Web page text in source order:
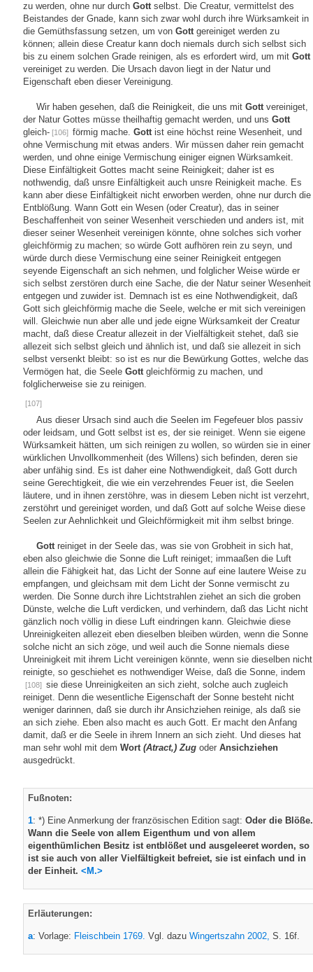
zu werden, ohne nur durch Gott selbst. Die Creatur, vermittelst des
Beistandes der Gnade, kann sich zwar wohl durch ihre Würksamkeit in
die Gemüthsfassung setzen, um von Gott gereiniget werden zu
können; allein diese Creatur kann doch niemals durch sich selbst sich
bis zu einem solchen Grade reinigen, als es erfordert wird, um mit Gott
vereiniget zu werden. Die Ursach davon liegt in der Natur und
Eigenschaft eben dieser Vereinigung.
Wir haben gesehen, daß die Reinigkeit, die uns mitGottvereiniget,
der Natur Gottes müsse theilhaftig gemacht werden, und uns Gott
gleich- [106] förmig mache. Gottist eine höchst reine Wesenheit, und
ohne Vermischung mit etwas anders. Wir müssen daher rein gemacht
werden, und ohne einige Vermischung einiger eignen Würksamkeit.
Diese Einfältigkeit Gottes macht seine Reinigkeit; daher ist es
nothwendig, daß unsre Einfältigkeit auch unsre Reinigkeit mache. Es
kann aber diese Einfältigkeit nicht erworben werden, ohne nur durch die
Entblößung. Wann Gott ein Wesen (oder Creatur), das in seiner
Beschaffenheit von seiner Wesenheit verschieden und anders ist, mit
dieser seiner Wesenheit vereinigen könnte, ohne solches sich vorher
gleichförmig zu machen; so würde Gott aufhören rein zu seyn, und
würde durch diese Vermischung eine seiner Reinigkeit entgegen
seyende Eigenschaft an sich nehmen, und folglicher Weise würde er
sich selbst zerstören durch eine Sache, die der Natur seiner Wesenheit
entgegen und zuwider ist. Demnach ist es eine Nothwendigkeit, daß
Gott sich gleichförmig mache die Seele, welche er mit sich vereinigen
will. Gleichwie nun aber alle und jede eigne Würksamkeit der Creatur
macht, daß diese Creatur allezeit in der Vielfältigkeit stehet, daß sie
allezeit sich selbst gleich und ähnlich ist, und daß sie allezeit in sich
selbst versenkt bleibt: so ist es nur die Bewürkung Gottes, welche das
Vermögen hat, die Seele Gottgleichförmig zu machen, und
folglicherweise sie zu reinigen.
[107]
Aus dieser Ursach sind auch die Seelen im Fegefeuer blos passiv
oder leidsam, und Gott selbst ist es, der sie reiniget. Wenn sie eigene
Würksamkeit hätten, um sich reinigen zu wollen, so würden sie in einer
würklichen Unvollkommenheit (des Willens) sich befinden, deren sie
aber unfähig sind. Es ist daher eine Nothwendigkeit, daß Gott durch
seine Gerechtigkeit, die wie ein verzehrendes Feuer ist, die Seelen
läutere, und in ihnen zerstöhre, was in diesem Leben nicht ist verzehrt,
zerstöhrt und gereiniget worden, und daß Gott auf solche Weise diese
Seelen zur Aehnlichkeit und Gleichförmigkeit mit ihm selbst bringe.
Gottreiniget in der Seele das, was sie von Grobheit in sich hat,
eben also gleichwie die Sonne die Luft reiniget; immaaßen die Luft
allein die Fähigkeit hat, das Licht der Sonne auf eine lautere Weise zu
empfangen, und gleichsam mit dem Licht der Sonne vermischt zu
werden. Die Sonne durch ihre Lichtstrahlen ziehet an sich die groben
Dünste, welche die Luft verdicken, und verhindern, daß das Licht nicht
gänzlich noch völlig in diese Luft eindringen kann. Gleichwie diese
Unreinigkeiten allezeit eben dieselben bleiben würden, wenn die Sonne
solche nicht an sich zöge, und weil auch die Sonne niemals diese
Unreinigkeit mit ihrem Licht vereinigen könnte, wenn sie dieselben nicht
reinigte, so geschiehet es nothwendiger Weise, daß die Sonne, indem
[108] sie diese Unreinigkeiten an sich zieht, solche auch zugleich
reiniget. Denn die wesentliche Eigenschaft der Sonne besteht nicht
weniger darinnen, daß sie durch ihr Ansichziehen reinige, als daß sie
an sich ziehe. Eben also macht es auch Gott. Er macht den Anfang
damit, daß er die Seele in ihrem Innern an sich zieht. Und dieses hat
man sehr wohl mit dem Wort (Atract,) Zug oder Ansichziehen
ausgedrückt.
Fußnoten:
1: *) Eine Anmerkung der französischen Edition sagt: Oder die Blöße.
Wann die Seele von allem Eigenthum und von allem
eigenthümlichen Besitz ist entblößet und ausgeleeret worden, so
ist sie auch von aller Vielfältigkeit befreiet, sie ist einfach und in
der Einheit. <M.>
Erläuterungen:
a: Vorlage: Fleischbein 1769. Vgl. dazu Wingertszahn 2002, S. 16f.